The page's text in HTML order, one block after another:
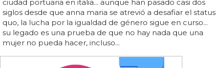
ciudad portuaria en italia... aunque han pasado casi dos
siglos desde que anna maria se atrevió a desafiar el status
quo, la lucha por la igualdad de género sigue en curso...
su legado es una prueba de que no hay nada que una
mujer no pueda hacer, incluso...